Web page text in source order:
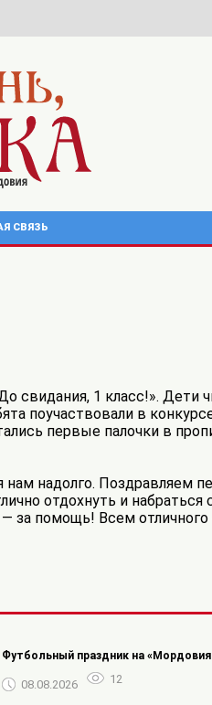
СВЯЗЬ
1 класс!». Дети
поучаствовали в
первые палочки в
нам надолго. Поздравляем
отдохнуть и
за помощь! Всем
️Футбольный праздник на «Мордовия
08.08.2026 12